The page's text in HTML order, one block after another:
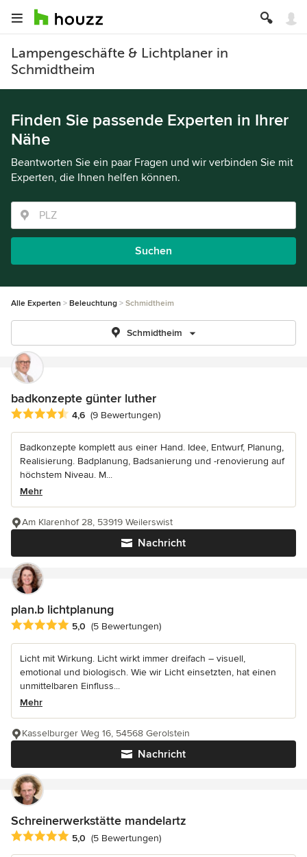
Lampengeschäfte & Lichtplaner in
Schmidtheim
Finden Sie passende Experten in Ihrer
Nähe
Beantworten Sie ein paar Fragen und wir verbinden Sie mit
Experten, die Ihnen helfen können.
Suchen
Alle Experten Beleuchtung Schmidtheim
Schmidtheim
badkonzepte günter luther
Durchschnittliche Bewertung: 4.6 von 5 Sternen
4,6 (9 Bewertungen)
Badkonzepte komplett aus einer Hand. Idee, Entwurf, Planung,
Realisierung. Badplanung, Badsanierung und -renovierung auf
höchstem Niveau. M...
Mehr
Nachricht
Am Klarenhof 28, 53919 Weilerswist
plan.b lichtplanung
Durchschnittliche Bewertung: 5 von 5 Sternen
5,0 (5 Bewertungen)
Licht mit Wirkung. Licht wirkt immer dreifach – visuell,
emotional und biologisch. Wie wir Licht einsetzten, hat einen
unmittelbaren Einfluss...
Mehr
Nachricht
Kasselburger Weg 16, 54568 Gerolstein
Schreinerwerkstätte mandelartz
Durchschnittliche Bewertung: 5 von 5 Sternen
5,0 (5 Bewertungen)